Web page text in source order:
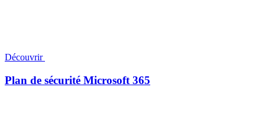
Découvrir
Plan de sécurité Microsoft 365